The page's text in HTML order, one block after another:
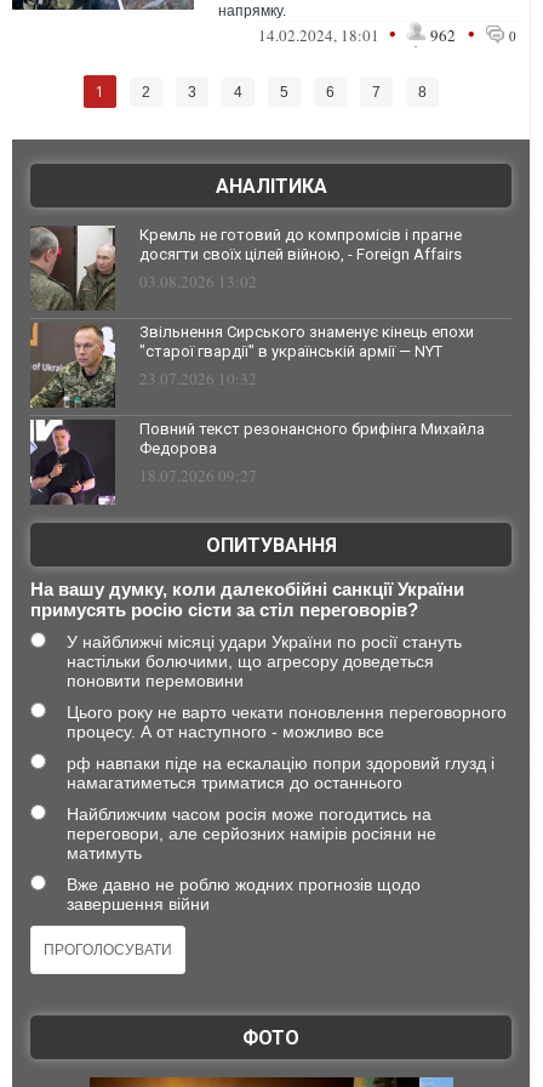
напрямку.
14.02.2024, 18:01 • 962 • 0
1 2 3 4 5 6 7 8
АНАЛІТИКА
Кремль не готовий до компромісів і прагне
досягти своїх цілей війною, - Foreign Affairs
03.08.2026 13:02
Звільнення Сирського знаменує кінець епохи
"старої гвардії" в українській армії — NYT
23.07.2026 10:32
Повний текст резонансного брифінга Михайла
Федорова
18.07.2026 09:27
ОПИТУВАННЯ
На вашу думку, коли далекобійні санкції України
примусять росію сісти за стіл переговорів?
У найближчі місяці удари України по росії стануть
настільки болючими, що агресору доведеться
поновити перемовини
Цього року не варто чекати поновлення переговорного
процесу. А от наступного - можливо все
рф навпаки піде на ескалацію попри здоровий глузд і
намагатиметься триматися до останнього
Найближчим часом росія може погодитись на
переговори, але серйозних намірів росіяни не
матимуть
Вже давно не роблю жодних прогнозів щодо
завершення війни
ФОТО